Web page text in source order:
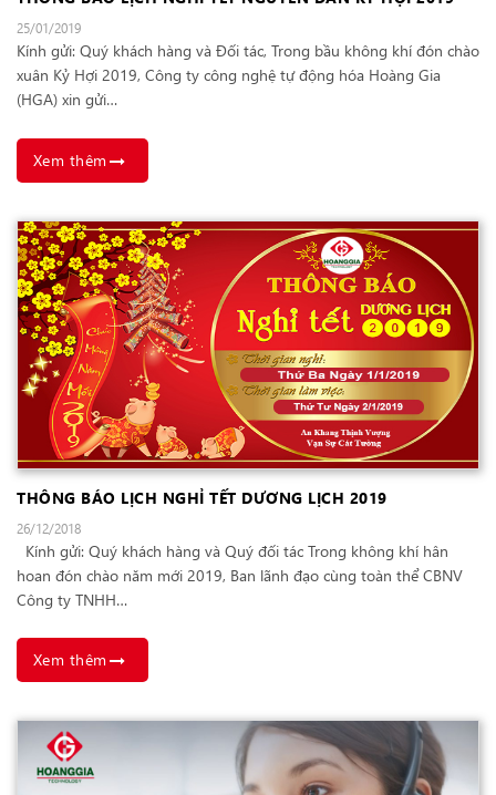
25/01/2019
Kính gửi: Quý khách hàng và Đối tác, Trong bầu không khí đón chào
xuân Kỷ Hợi 2019, Công ty công nghệ tự động hóa Hoàng Gia
(HGA) xin gửi…
Xem thêm
THÔNG BÁO LỊCH NGHỈ TẾT DƯƠNG LỊCH 2019
26/12/2018
Kính gửi: Quý khách hàng và Quý đối tác Trong không khí hân
hoan đón chào năm mới 2019, Ban lãnh đạo cùng toàn thể CBNV
Công ty TNHH…
Xem thêm